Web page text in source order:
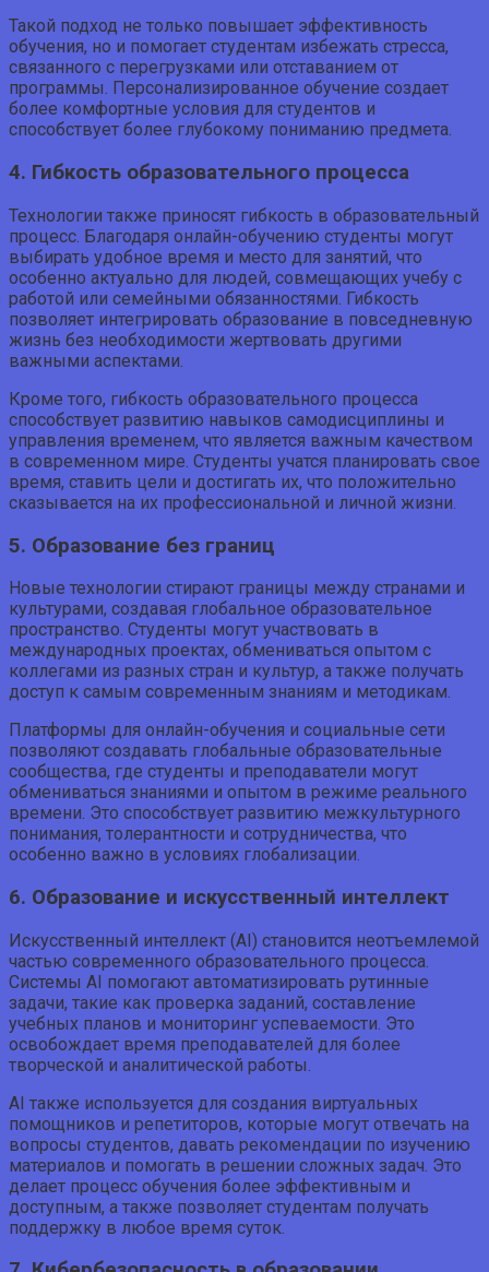
Такой подход не только повышает эффективность
обучения, но и помогает студентам избежать стресса,
связанного с перегрузками или отставанием от
программы. Персонализированное обучение создает
более комфортные условия для студентов и
способствует более глубокому пониманию предмета.
4. Гибкость образовательного процесса
Технологии также приносят гибкость в образовательный
процесс. Благодаря онлайн-обучению студенты могут
выбирать удобное время и место для занятий, что
особенно актуально для людей, совмещающих учебу с
работой или семейными обязанностями. Гибкость
позволяет интегрировать образование в повседневную
жизнь без необходимости жертвовать другими
важными аспектами.
Кроме того, гибкость образовательного процесса
способствует развитию навыков самодисциплины и
управления временем, что является важным качеством
в современном мире. Студенты учатся планировать свое
время, ставить цели и достигать их, что положительно
сказывается на их профессиональной и личной жизни.
5. Образование без границ
Новые технологии стирают границы между странами и
культурами, создавая глобальное образовательное
пространство. Студенты могут участвовать в
международных проектах, обмениваться опытом с
коллегами из разных стран и культур, а также получать
доступ к самым современным знаниям и методикам.
Платформы для онлайн-обучения и социальные сети
позволяют создавать глобальные образовательные
сообщества, где студенты и преподаватели могут
обмениваться знаниями и опытом в режиме реального
времени. Это способствует развитию межкультурного
понимания, толерантности и сотрудничества, что
особенно важно в условиях глобализации.
6. Образование и искусственный интеллект
Искусственный интеллект (AI) становится неотъемлемой
частью современного образовательного процесса.
Системы AI помогают автоматизировать рутинные
задачи, такие как проверка заданий, составление
учебных планов и мониторинг успеваемости. Это
освобождает время преподавателей для более
творческой и аналитической работы.
AI также используется для создания виртуальных
помощников и репетиторов, которые могут отвечать на
вопросы студентов, давать рекомендации по изучению
материалов и помогать в решении сложных задач. Это
делает процесс обучения более эффективным и
доступным, а также позволяет студентам получать
поддержку в любое время суток.